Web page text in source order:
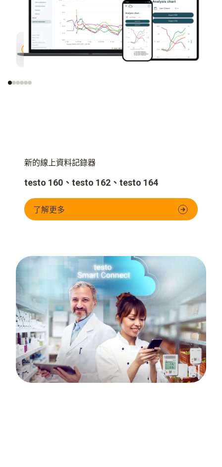
用於監控和管理所有測量點的中央
控制
如果超
用程式
新的線上資料記錄器
testo 160、testo 162、testo 164
了解更多